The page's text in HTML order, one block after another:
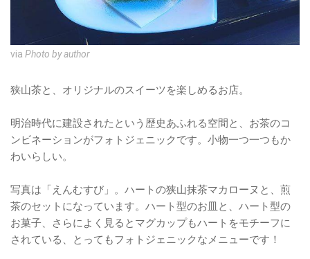
via Photo by author
狭山茶と、オリジナルのスイーツを楽しめるお店。
明治時代に建設されたという歴史あふれる空間と、お茶のコ
ンビネーションがフォトジェニックです。小物一つ一つもか
わいらしい。
写真は「えんむすび」。ハートの狭山抹茶マカローヌと、煎
茶のセットになっています。ハート型のお皿と、ハート型の
お菓子、さらによく見るとマグカップもハートをモチーフに
されている、とってもフォトジェニックなメニューです！